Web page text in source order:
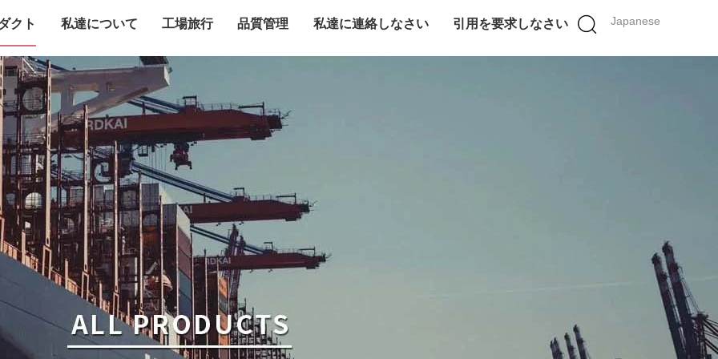
Japanese
クト 私達について 工場旅行 品質管理 私達に連絡しなさい 引用を要求しなさい